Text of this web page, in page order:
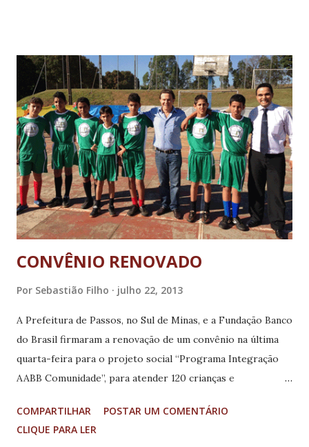
para a execução de obras de conservação e manutenção. “É
uma grande conquista para o município, principalmente
para a população da zona rural. É uma demanda da nossa
população de muito tempo e só temos a agradecer ao
secretário Carlos Melles e ao governador Antonio
Anastasia”, destacou o prefeito Eloísio do Carmo Lourenço.
Ele também ressaltou que a estadualização da estrada trará
economia para o município, que precisava inve...
CONVÊNIO RENOVADO
Por Sebastião Filho julho 22, 2013
A Prefeitura de Passos, no Sul de Minas, e a Fundação Banco
do Brasil firmaram a renovação de um convênio na última
quarta-feira para o projeto social “Programa Integração
AABB Comunidade”, para atender 120 crianças e
prefeito Ataíde Vilela e o presidente da fundação,
Augustinho de Souza, na Associação Atlética Banco do
COMPARTILHAR
POSTAR UM COMENTÁRIO
CLIQUE PARA LER